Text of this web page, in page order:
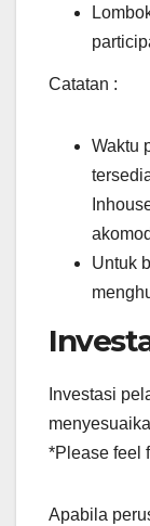
Catatan :
Waktu
Untuk
Investasi
*Please feel
Apabila